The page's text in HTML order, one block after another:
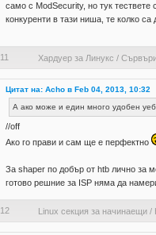
само с ModSecurity, но тук
конкуренти в тази ниша, те колко са
11 Хардуер за Линукс /
Цитат на: Acho в Feb 04, 2013, 10:32
А ако може и един много удобен
//off
Ако го прави и сам ще е перфектно
За shaper по добър от htb лично за
готово решние за ISP няма да
12 Linux секция за начинаещи/